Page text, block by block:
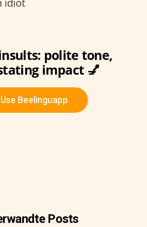
idiot
polite tone,
impact 💅
Use Beelinguapp
Posts